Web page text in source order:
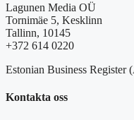
Lagunen Media OÜ
Tornimäe 5, Kesklinn
Tallinn, 10145
+372 614 0220
Estonian Business Register
Kontakta oss